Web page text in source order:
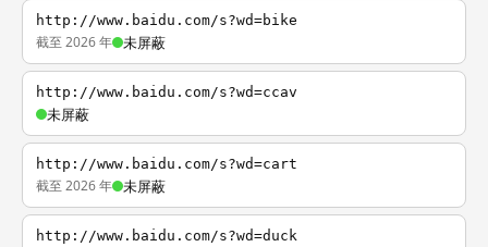
http://www.baidu.com/s?wd=bike
截至 2026 年 未屏蔽
http://www.baidu.com/s?wd=ccav
未屏蔽
http://www.baidu.com/s?wd=cart
截至 2026 年 未屏蔽
http://www.baidu.com/s?wd=duck